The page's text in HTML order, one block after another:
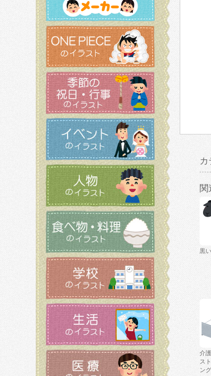
関
黒
介
ス
ン